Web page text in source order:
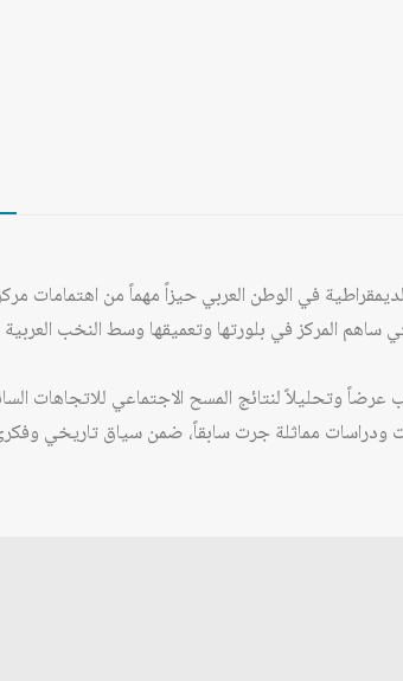
في الوطن العربي حيزاً مهماً من اهتمامات
ساهم المركز في بلورتها وتعميقها وسط النخب
عرضاً وتحليلاً لنتائج المسح الاجتماعي للاتجاهات
مماثلة جرت سابقاً، ضمن سياق تاريخي وفكري